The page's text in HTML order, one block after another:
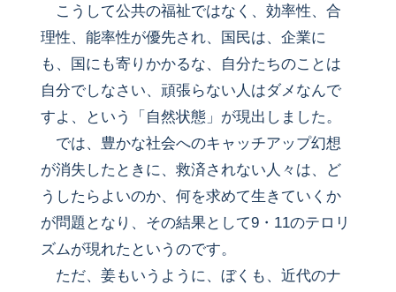
こうして公共の福祉ではなく、効率性、合
理性、能率性が優先され、国民は、企業に
も、国にも寄りかかるな、自分たちのことは
自分でしなさい、頑張らない人はダメなんで
すよ、という「自然状態」が現出しました。
では、豊かな社会へのキャッチアップ幻想
が消失したときに、救済されない人々は、ど
うしたらよいのか、何を求めて生きていくか
が問題となり、その結果として9・11のテロリ
ズムが現れたというのです。
ただ、姜もいうように、ぼくも、近代のナ